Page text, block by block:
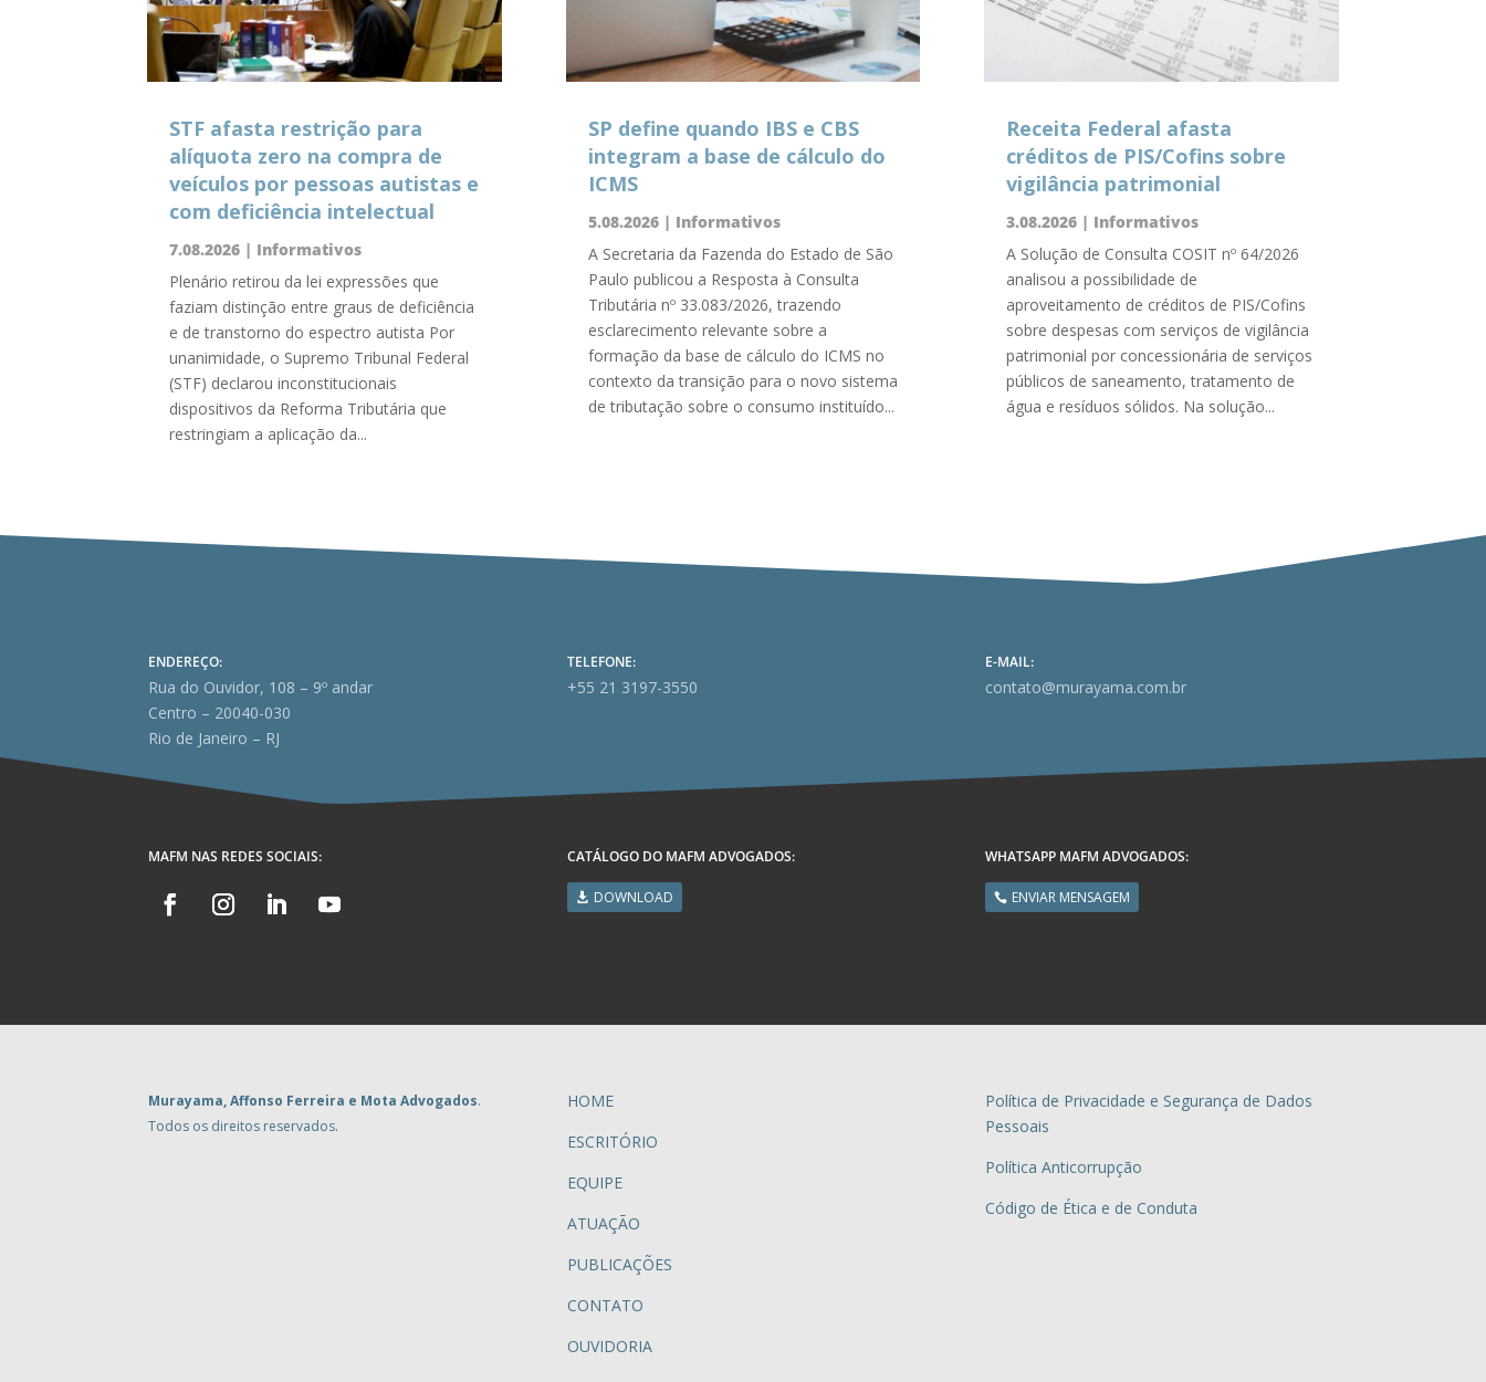
STF afasta restrição para
alíquota zero na compra de
veículos por pessoas autistas e
com deficiência intelectual
7.08.2026 | Informativos
Plenário retirou da lei expressões que
faziam distinção entre graus de deficiência
e de transtorno do espectro autista Por
unanimidade, o Supremo Tribunal Federal
(STF) declarou inconstitucionais
dispositivos da Reforma Tributária que
restringiam a aplicação da...
SP define quando IBS e CBS
integram a base de cálculo do
ICMS
5.08.2026| Informativos
A Secretaria da Fazenda do Estado de São
Paulo publicou a Resposta à Consulta
Tributária nº 33.083/2026, trazendo
esclarecimento relevante sobre a
formação da base de cálculo do ICMS no
contexto da transição para o novo sistema
de tributação sobre o consumo instituído...
Receita Federal afasta
créditos de PIS/Cofins sobre
vigilância patrimonial
3.08.2026| Informativos
A Solução de Consulta COSIT nº 64/2026
analisou a possibilidade de
aproveitamento de créditos de PIS/Cofins
sobre despesas com serviços de vigilância
patrimonial por concessionária de serviços
públicos de saneamento, tratamento de
água e resíduos sólidos. Na solução...
ENDEREÇO:
Rua do Ouvidor, 108 – 9º andar
Centro – 20040-030
Rio de Janeiro – RJ
TELEFONE:
+55 21 3197-3550
E-MAIL:
contato@murayama.com.br
MAFM NAS REDES SOCIAIS: CATÁLOGO DO MAFM ADVOGADOS:
DOWNLOAD
WHATSAPP MAFM ADVOGADOS:
ENVIAR MENSAGEM
Murayama, Affonso Ferreira e Mota Advogados.
Todos os direitos reservados.
HOME
ESCRITÓRIO
EQUIPE
ATUAÇÃO
PUBLICAÇÕES
CONTATO
OUVIDORIA
Política de Privacidade e Segurança de Dados
Pessoais
Política Anticorrupção
Código de Ética e de Conduta